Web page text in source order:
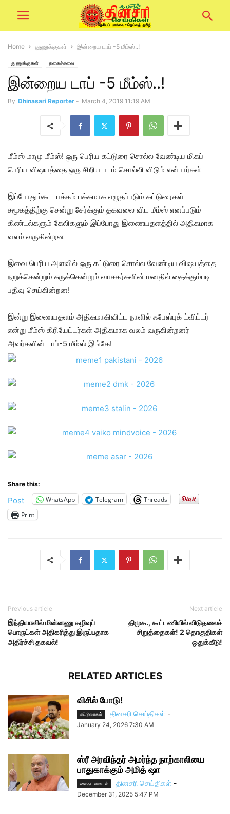
Home துணுக்குகள் இன்றைய டாப் -5 மீம்ஸ்..!
துணுக்குகள் நகைச்சுவை
இன்றைய டாப் -5 மீம்ஸ்..!
By Dhinasari Reporter - March 4, 2019 11:19 AM
மீம்ஸ் மாமு மீம்ஸ்! ஒரு பெரிய கட்டுரை சொல்ல வேண்டிய மிகப்
பெரிய விஷயத்தை ஒரு சிறிய படம் சொல்லி விடும் என்பார்கள்
இப்போதும்கூட பக்கம் பக்கமாக எழுதப்படும் கட்டுரைகள்
சமூகத்திற்கு சென்று சேர்க்கும் தகவலை விட மீம்ஸ் எனப்படும்
கிண்டல்களும் கேலிகளும் இப்போது இணையதளத்தில் அதிகமாக
வலம் வருகின்றன
இவை பெரிய அளவில் ஒரு கட்டுரை சொல்ல வேண்டிய விஷயத்தை
நறுக்கென்றும் சுருக்கென்றும் வாசகர்களின் மனதில் தைக்கும்படி
பதிவு செய்கின்றன!
இன்று இணையதளம் அதிகமாகிவிட்ட நாளில் ஃபேஸ்புக் ட்விட்டர்
என்று மீம்ஸ் கிரியேட்டர்கள் அதிகமாக வலம் வருகின்றனர்
அவர்களின் டாப்-5 மீம்ஸ் இங்கே!
Share this:
Post WhatsApp Telegram
Threads
Print
Previous article
இந்தியாவில் மின்னணு கழிவுப்
பொருட்கள் அதிகரித்து இருப்பதாக
அதிர்ச்சி தகவல்!
Next article
திமுக., கூட்டணியில் விடுதலைச்
சிறுத்தைகள்! 2 தொகுதிகள்
ஒதுக்கீடு!
RELATED ARTICLES
விசில் போடு!
கட்டுரைகள் தினசரி செய்திகள் -
January 24, 2026 7:30 AM
ஸ்ரீ அரவிந்தர் அமர்ந்த நாற்காலியை
பாதுகாக்கும் அமித் ஷா
லைஃப் ஸ்டைல் தினசரி செய்திகள் -
December 31, 2025 5:47 PM